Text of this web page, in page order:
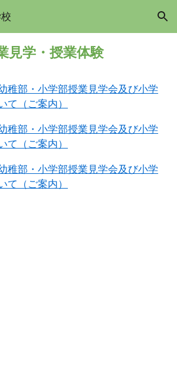
Skip to navigation
学・授業体験
部・小学部授業見学会及び小学
て（ご案内）
部・小学部授業見学会及び小学
て（ご案内）
部・小学部授業見学会及び小学
て（ご案内）